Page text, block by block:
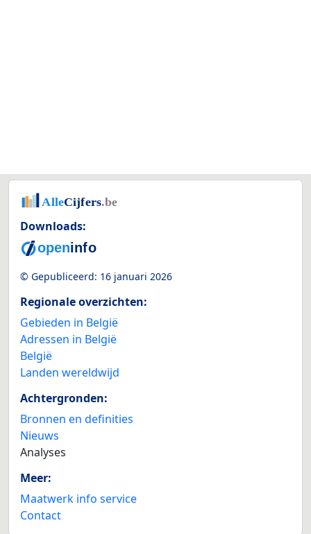
Downloads:
© Gepubliceerd: 16 januari 2026
Regionale overzichten:
Gebieden in België
Adressen in België
België
Landen wereldwijd
Achtergronden:
Bronnen en definities
Nieuws
Analyses
Meer:
Maatwerk info service
Contact